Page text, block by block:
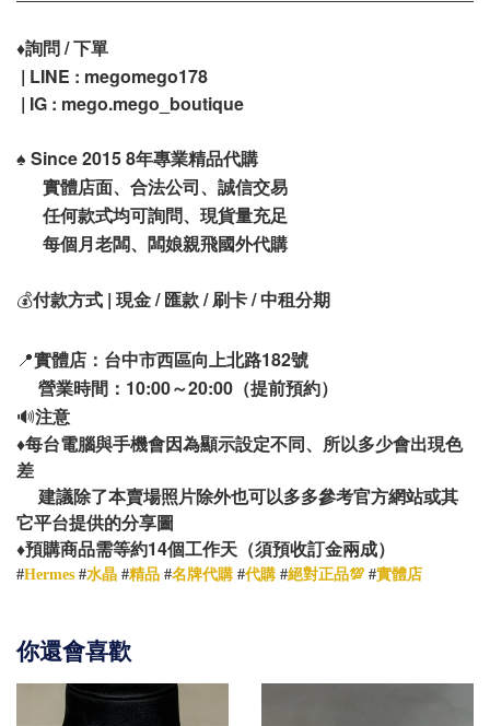
♦️詢問 / 下單
| LINE : megomego178
| IG : mego.mego_boutique
♠️ Since 2015 8年專業精品代購
實體店面、合法公司、誠信交易
任何款式均可詢問、現貨量充足
每個月老闆、闆娘親飛國外代購
💰付款方式 | 現金 / 匯款 / 刷卡 / 中租分期
📍實體店：台中市西區向上北路182號
營業時間：10:00～20:00（提前預約）
🔊注意
♦️每台電腦與手機會因為顯示設定不同、所以多少會出現色
差
建議除了本賣場照片除外也可以多多參考官方網站或其
它平台提供的分享圖
♦️預購商品需等約14個工作天（須預收訂金兩成）
#Hermes #水晶 #精品 #名牌代購 #代購 #絕對正品💯 #實體店
你還會喜歡